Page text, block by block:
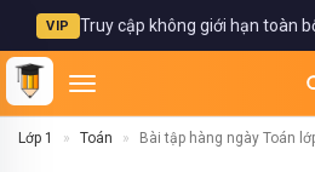
VIP Truy cập không giới hạn toàn
Lớp 1 Toán Bài tập hàng ngày Toán